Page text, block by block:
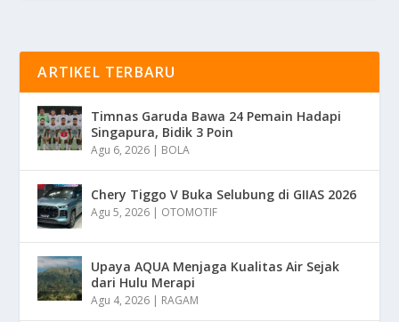
ARTIKEL TERBARU
Timnas Garuda Bawa 24 Pemain Hadapi
Singapura, Bidik 3 Poin
Agu 6, 2026 | BOLA
Chery Tiggo V Buka Selubung di GIIAS 2026
Agu 5, 2026 | OTOMOTIF
Upaya AQUA Menjaga Kualitas Air Sejak
dari Hulu Merapi
Agu 4, 2026 | RAGAM